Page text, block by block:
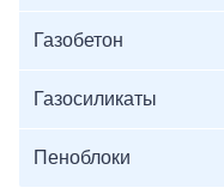
Газобетон
Газосиликаты
Пеноблоки